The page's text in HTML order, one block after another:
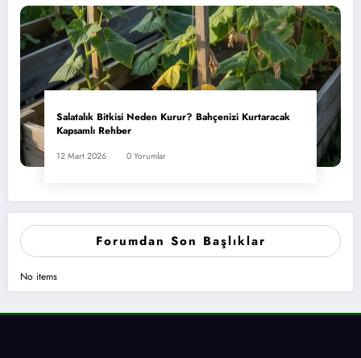
Salatalık Bitkisi Neden Kurur? Bahçenizi Kurtaracak
Kapsamlı Rehber
12 Mart 2026 0 Yorumlar
Forumdan Son Başlıklar
No items